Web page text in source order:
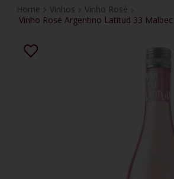
10
Vinhos
Vinho Rosé
Vinho Rosé Argentino Latitud 33 Malbec